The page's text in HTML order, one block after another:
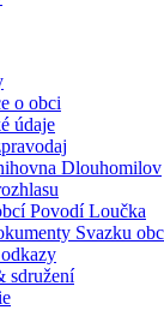
o obci
údaje
Dlouhomilov
Povodí Loučka
Svazku
sdružení